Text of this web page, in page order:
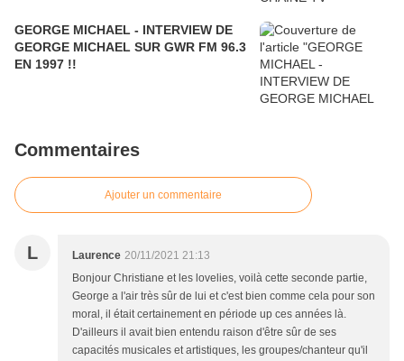
GEORGE MICHAEL - INTERVIEW DE
GEORGE MICHAEL SUR GWR FM 96.3
EN 1997 !!
Commentaires
Ajouter un commentaire
L Laurence 20/11/2021 21:13
Bonjour Christiane et les lovelies, voilà cette seconde partie,
George a l'air très sûr de lui et c'est bien comme cela pour son
moral, il était certainement en période up ces années là.
D'ailleurs il avait bien entendu raison d'être sûr de ses
capacités musicales et artistiques, les groupes/chanteur qu'il